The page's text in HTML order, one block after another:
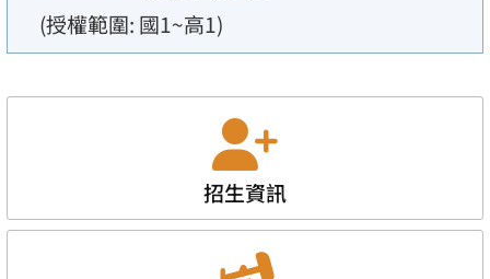
(授權範圍: 國1~高1)
招生資訊